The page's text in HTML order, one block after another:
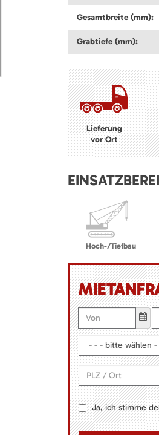
Gesamtbreite (mm):
Grabtiefe (mm):
Lieferung
vor Ort
Hoch-/Tiefbau
Ja, ich stimme